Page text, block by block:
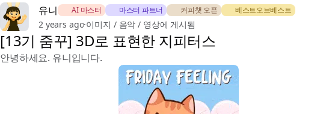
유니
🏅 AI 마스터 🎖️ 마스터 파트너 ☕ 커피챗 오픈 🏅 베스트오브베스트
2 years ago·이미지 / 음악 / 영상에 게시됨
[13기 줌꾸] 3D로 표현한 지피터스
안녕하세요. 유니입니다.